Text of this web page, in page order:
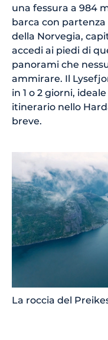
una fessura a 984
barca con partenza
della Norvegia,
accedi ai piedi di
panorami che
ammirare. Il
in 1 o 2 giorni,
itinerario nello
breve.
La roccia del